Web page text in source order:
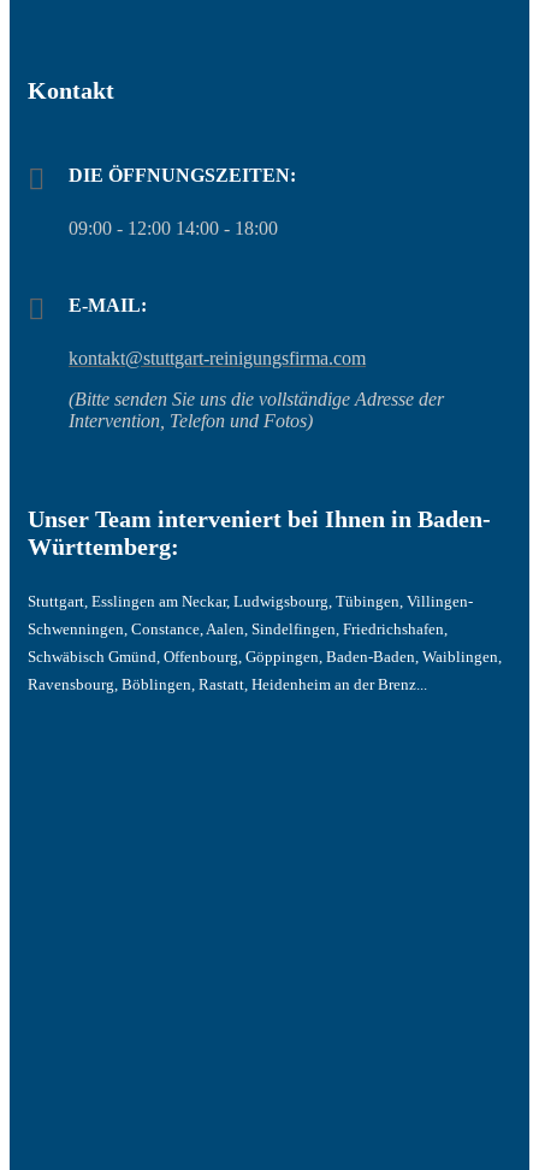
Kontakt
DIE ÖFFNUNGSZEITEN:
09:00 - 12:00 14:00 - 18:00
E-MAIL:
kontakt@stuttgart-reinigungsfirma.com
(Bitte senden Sie uns die vollständige Adresse der
Intervention, Telefon und Fotos)
Unser Team interveniert bei Ihnen in Baden-
Württemberg:
Stuttgart, Esslingen am Neckar, Ludwigsbourg, Tübingen, Villingen-
Schwenningen, Constance, Aalen, Sindelfingen, Friedrichshafen,
Schwäbisch Gmünd, Offenbourg, Göppingen, Baden-Baden, Waiblingen,
Ravensbourg, Böblingen, Rastatt, Heidenheim an der Brenz...